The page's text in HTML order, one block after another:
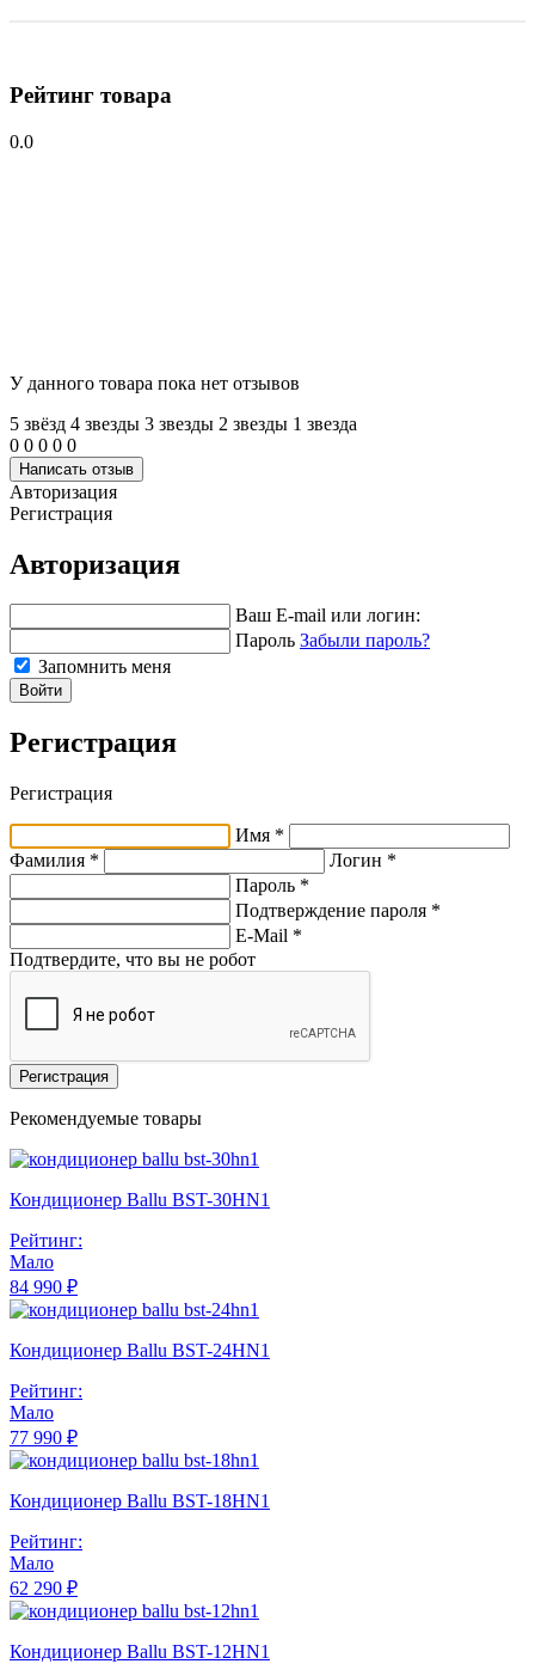
Рейтинг товара
0.0
У данного товара пока нет отзывов
5 звёзд 4 звeзды 3 звeзды 2 звeзды 1 звeзда
0 0 0 0 0
Написать отзыв
Авторизация
Регистрация
Авторизация
Ваш E-mail или логин:
Пароль Забыли пароль?
Запомнить меня
Войти
Регистрация
Регистрация
Имя *
Фамилия *
Логин *
Пароль *
Подтверждение пароля *
E-Mail *
Подтвердите, что вы не робот
Регистрация
Рекомендуемые товары
Кондиционер Ballu BST-30HN1
Рейтинг:
Мало
84 990 ₽
Кондиционер Ballu BST-24HN1
Рейтинг:
Мало
77 990 ₽
Кондиционер Ballu BST-18HN1
Рейтинг:
Мало
62 290 ₽
Кондиционер Ballu BST-12HN1